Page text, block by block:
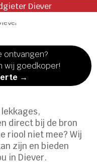
Diever
ontvangen?
wij goedkoper!
→
direct bij de bron
riool niet mee? Wij
zijn en bieden
in Diever.